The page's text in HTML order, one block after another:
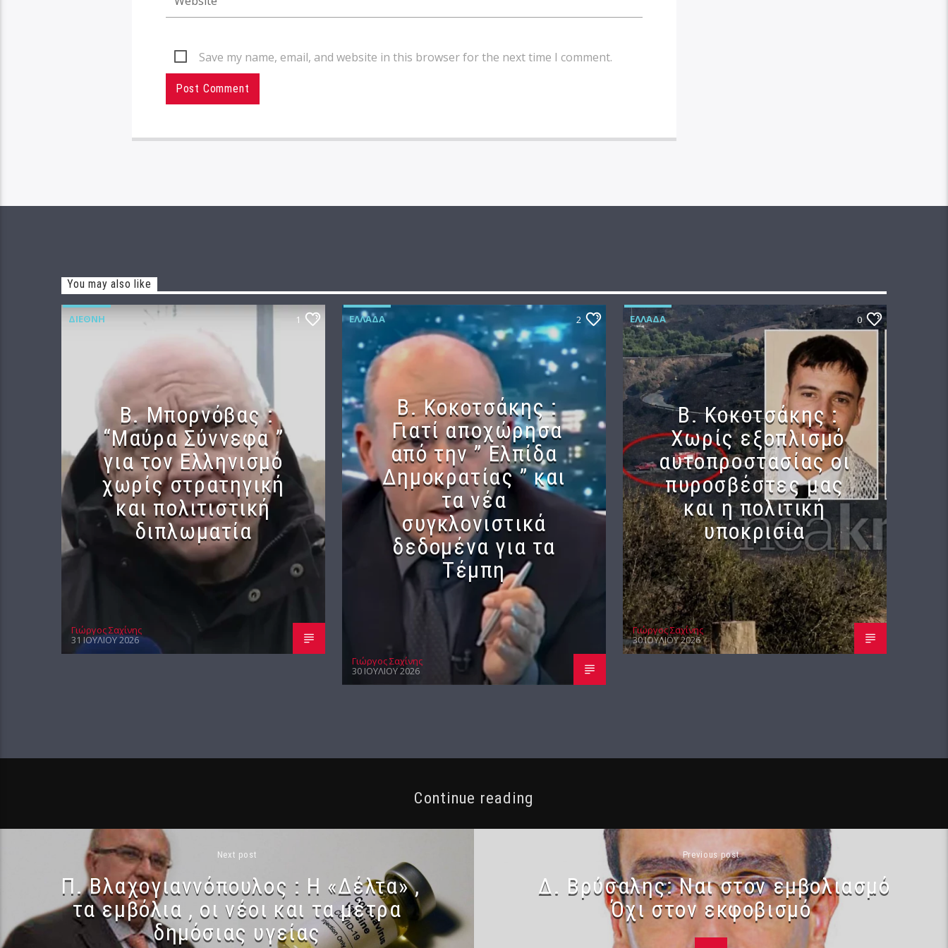
Save my name, email, and website in this browser for the next time I comment.
You may also like
ΔΙΕΘΝΉ 1
B. Μπορνόβας :
“Μαύρα Σύννεφα ”
για τον Ελληνισμό
χωρίς στρατηγική
και πολιτιστική
διπλωματία
Γιώργος Σαχίνης
31 ΙΟΥΛΊΟΥ 2026
ΕΛΛΆΔΑ 2
Β. Κοκοτσάκης :
Γιατί αποχώρησα
από την ” Ελπίδα
Δημοκρατίας ” και
τα νέα
συγκλονιστικά
δεδομένα για τα
Τέμπη
Γιώργος Σαχίνης
30 ΙΟΥΛΊΟΥ 2026
ΕΛΛΆΔΑ 0
Β. Κοκοτσάκης :
Χωρίς εξοπλισμό
αυτοπροστασίας οι
πυροσβέστες μας
και η πολιτική
υποκρισία
Γιώργος Σαχίνης
30 ΙΟΥΛΊΟΥ 2026
Continue reading
Next post
Π. Βλαχογιαννόπουλος : Η «Δέλτα» ,
τα εμβόλια , οι νέοι και τα μέτρα
δημόσιας υγείας
Previous post
Δ. Βρύσαλης: Ναι στον εμβολιασμό
Όχι στον εκφοβισμό